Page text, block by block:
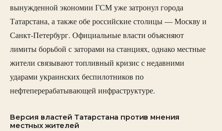
вынужденной экономии ГСМ уже затронул города
Татарстана, а также обе российские столицы — Москву и
Санкт-Петербург. Официальные власти объясняют
лимиты борьбой с заторами на станциях, однако местные
жители связывают топливный кризис с недавними
ударами украинских беспилотников по
нефтеперерабатывающей инфраструктуре.
Версия властей Татарстана против мнения
местных жителей